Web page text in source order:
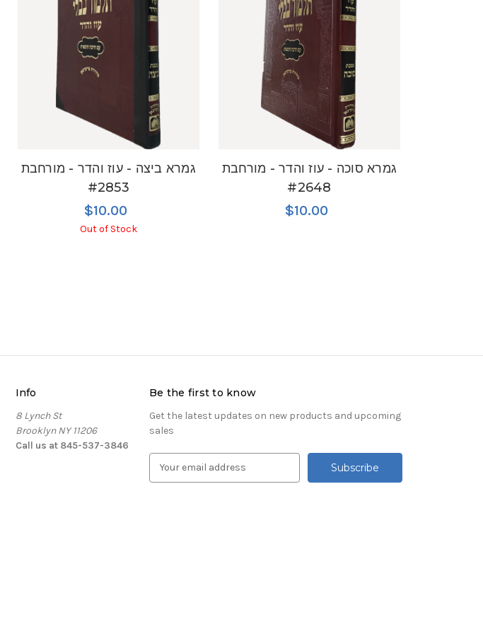
גמרא ביצה - עוז והדר - מורחבת
#2853
$10.00
Out of Stock
גמרא סוכה - עוז והדר - מורחבת
#2648
$10.00
Info
8 Lynch St
Brooklyn NY 11206
Call us at 845-537-3846
Be the first to know
Get the latest updates on new products and upcoming
sales